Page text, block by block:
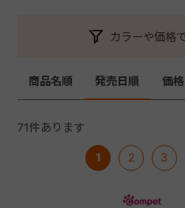
カラーや価格
商品名順 発売日順 価
71件あります
1 2 3